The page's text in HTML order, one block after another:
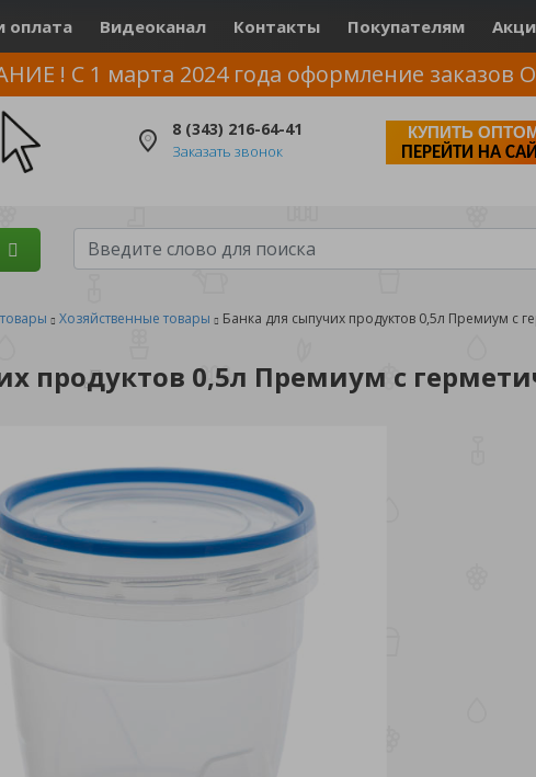
оплата Видеоканал Контакты Покупателям
! С 1 марта 2024 года оформление заказов
8 (343) 216-64-41
Заказать звонок
КУПИТЬ
ПЕРЕЙТИ НА
Хозяйственные товары Банка для сыпучих продуктов 0,5л Премиум с
продуктов 0,5л Премиум с